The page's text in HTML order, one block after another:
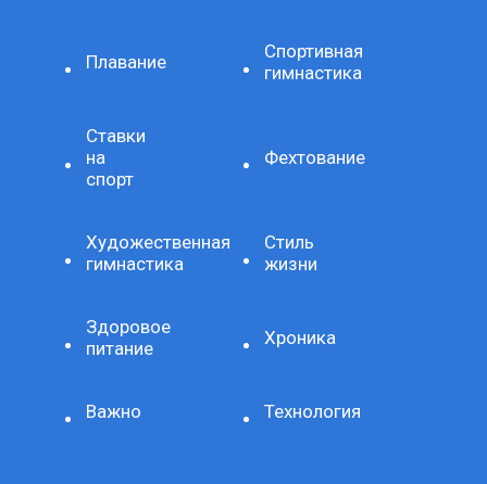
Плавание
Спортивная
гимнастика
Ставки
на
спорт
Фехтование
Художественная
гимнастика
Стиль
жизни
Здоровое
питание
Хроника
Важно Технология